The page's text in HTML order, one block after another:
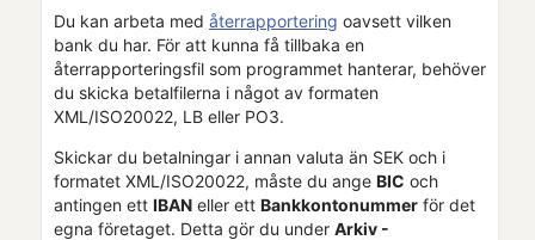
Du kan arbeta med återrapportering oavsett vilken
bank du har. För att kunna få tillbaka en
återrapporteringsfil som programmet hanterar, behöver
du skicka betalfilerna i något av formaten
XML/ISO20022, LB eller PO3.
Skickar du betalningar i annan valuta än SEK och i
formatet XML/ISO20022, måste du ange BIC och
antingen ett IBAN eller ett Bankkontonummer för det
egna företaget. Detta gör du under Arkiv -